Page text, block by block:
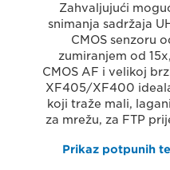
Zahvaljujući
snimanja sadržaja
CMOS senzoru
zumiranjem od
CMOS AF i velikoj
XF405/XF400
koji traže mali,
za mrežu, za FTP
Prikaz potpunih